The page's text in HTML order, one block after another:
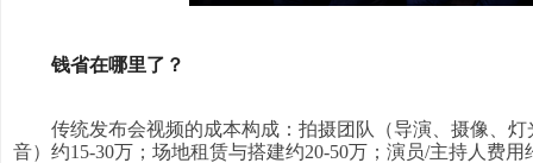
钱省在哪里了？
传统发布会视频的成本构成：拍摄团队（导演、摄像、
音）约15-30万；场地租赁与搭建约20-50万；演员/主持人费